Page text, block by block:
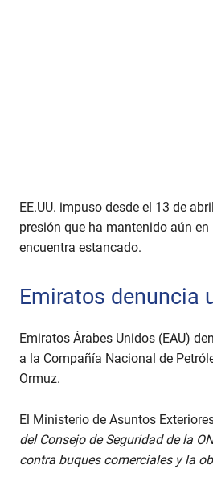
EE.UU. impuso desde el 13 de
presión que ha mantenido aún
encuentra estancado.
Emiratos denuncia
Emiratos Árabes Unidos (EAU)
a la Compañía Nacional de
Ormuz.
El Ministerio de Asuntos
del Consejo de Seguridad de la
contra buques comerciales y la